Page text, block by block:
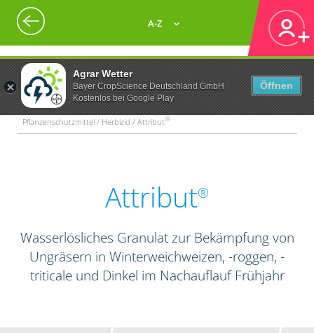
Agrar Wetter
Bayer CropScience Deutschland GmbH
Kostenlos bei Google Play
Öffnen
A-Z
Pflanzenschutzmittel / Herbizid / Attribut®
Attribut®
Wasserlösliches Granulat zur Bekämpfung von
Ungräsern in Winterweichweizen, -roggen, -
triticale und Dinkel im Nachauflauf Frühjahr